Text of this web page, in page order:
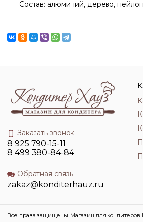
Состав: алюминий, дерево, нейлон
Заказать звонок
8 925 790-15-11
8 499 380-84-84
Обратная связь
zakaz@konditerhauz.ru
Все права защищены. Магазин для